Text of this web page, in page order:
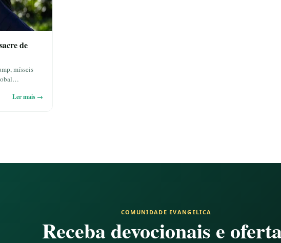
de
mísseis
Ler mais →
COMUNIDADE EVANGELICA
Receba devocionais e